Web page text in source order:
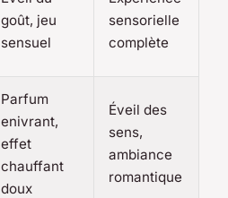
goût, jeu
sensuel
sensorielle
complète
Parfum
enivrant,
effet
chauffant
doux
Éveil des
sens,
ambiance
romantique